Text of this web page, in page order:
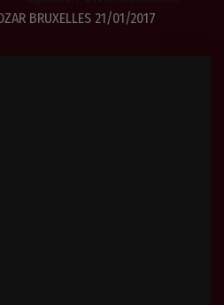
BRUXELLES 21/01/2017